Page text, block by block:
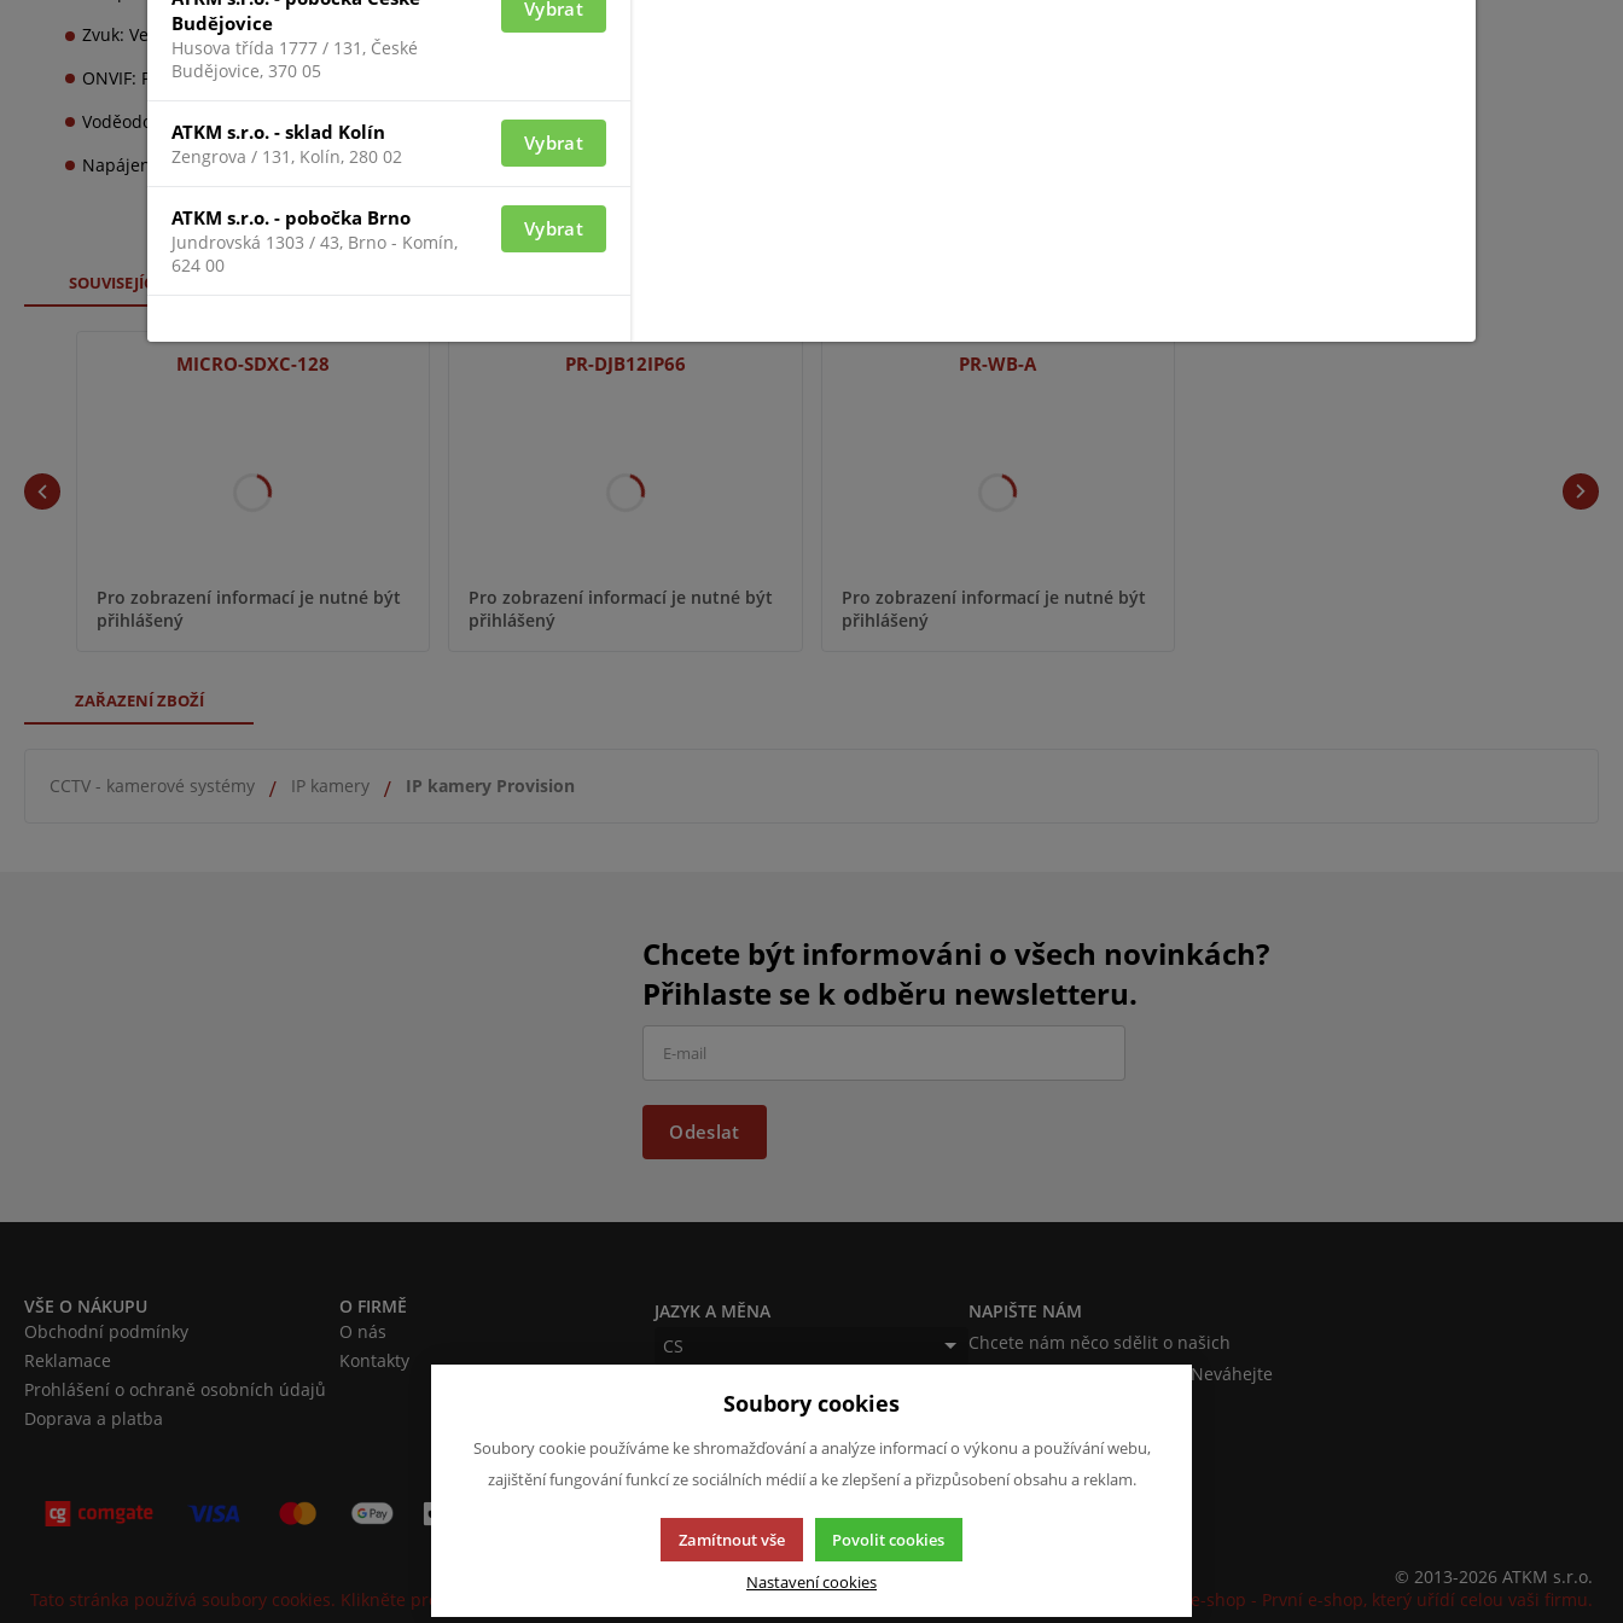
Zvuk: Vestavěný mikrofon + audio vstup
ONVIF: Profily M/T/S/G
Voděodolnost: IP67
Napájení: DC12V nebo PoE
SOUVISEJÍCÍ ZBOŽÍ
MICRO-SDXC-128
Pro zobrazení informací je nutné být
přihlášený
PR-DJB12IP66
Pro zobrazení informací je nutné být
přihlášený
PR-WB-A
Pro zobrazení informací je nutné být
přihlášený
ZAŘAZENÍ ZBOŽÍ
CCTV - kamerové systémy IP kamery IP kamery Provision
Chcete být informováni o všech novinkách?
Přihlaste se k odběru newsletteru.
Odeslat
VŠE O NÁKUPU
Obchodní podmínky
Reklamace
Prohlášení o ochraně osobních údajů
Doprava a platba
O FIRMĚ
O nás
Kontakty
JAZYK A MĚNA
CS
NAPIŠTE NÁM
Chcete nám něco sdělit o našich
produktech nebo e-shopu? Neváhejte
Chci napsat zprávu
Tato stránka používá soubory cookies. Klikněte pro více informací.
© 2013-2026 ATKM s.r.o.
K2 e-shop - První e-shop, který uřídí celou vaši firmu.
Soubory cookies
Soubory cookie používáme ke shromažďování a analýze informací o výkonu a používání webu,
zajištění fungování funkcí ze sociálních médií a ke zlepšení a přizpůsobení obsahu a reklam.
Zamítnout vše Povolit cookies
Nastavení cookies
Budějovice
Husova třída 1777 / 131, České
Budějovice, 370 05
Vybrat
ATKM s.r.o. - sklad Kolín
Zengrova / 131, Kolín, 280 02
Vybrat
ATKM s.r.o. - pobočka Brno
Jundrovská 1303 / 43, Brno - Komín,
624 00
Vybrat